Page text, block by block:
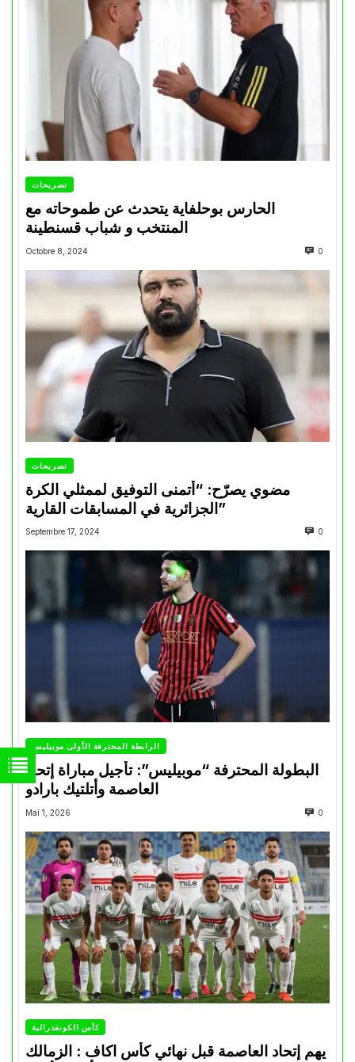
تصريحات
الحارس بوحلفاية يتحدث عن طموحاته مع
المنتخب و شباب قسنطينة
Octobre 8, 2024 0
تصريحات
مضوي يصرّح: “أتمنى التوفيق لممثلي الكرة
الجزائرية في المسابقات القارية”
Septembre 17, 2024 0
الرابطة المحترفة الأولى موبيليس
البطولة المحترفة “موبيليس”: تأجيل مباراة إتحاد
العاصمة وأتلتيك بارادو
Mai 1, 2026 0
كأس الكونفدرالية
يهم إتحاد العاصمة قبل نهائي كأس اكاف : الزمالك